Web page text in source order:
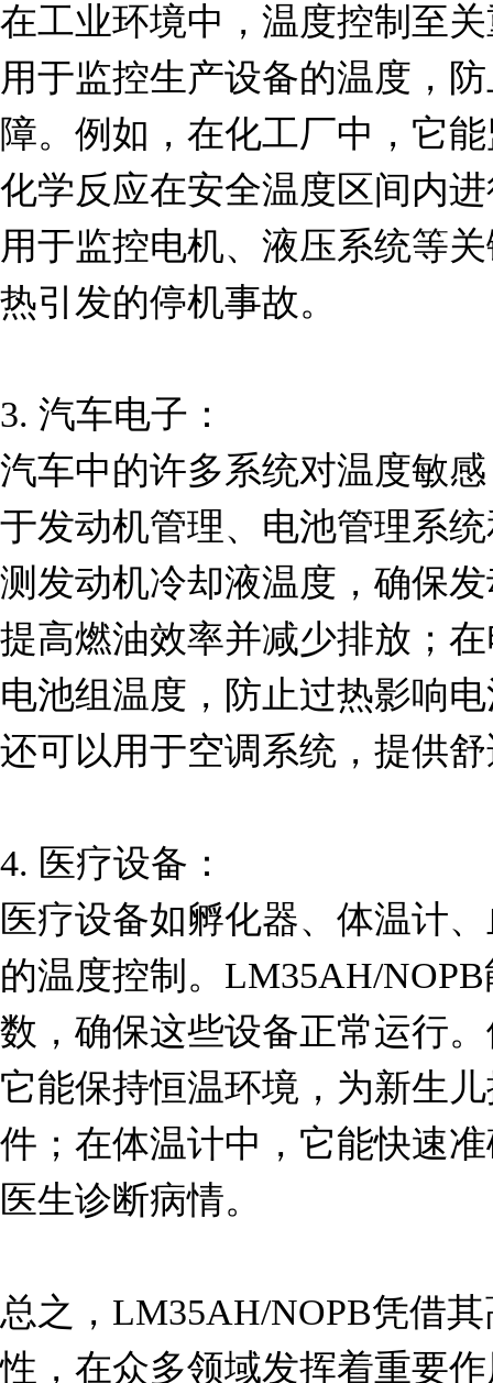
在工业环境中，温度控制至
用于监控生产设备的温度，
障。例如，在化工厂中，它
化学反应在安全温度区间内
用于监控电机、液压系统等
热引发的停机事故。
3. 汽车电子：
汽车中的许多系统对温度敏
于发动机管理、电池管理系
测发动机冷却液温度，确保
提高燃油效率并减少排放；
电池组温度，防止过热影响
还可以用于空调系统，提供
4. 医疗设备：
医疗设备如孵化器、体温计
的温度控制。LM35AH/
数，确保这些设备正常运行
它能保持恒温环境，为新生
件；在体温计中，它能快速
医生诊断病情。
总之，LM35AH/NOPB凭借
性，在众多领域发挥着重要